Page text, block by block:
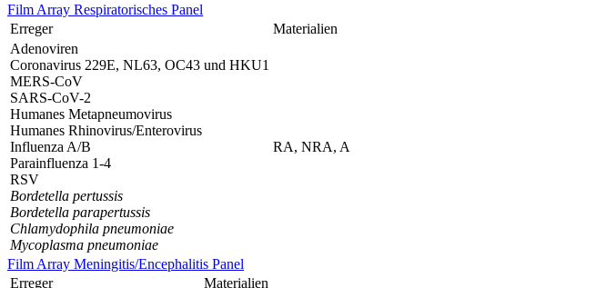
Film Array Respiratorisches Panel
Erreger
Materialien
Adenoviren
Coronavirus 229E, NL63, OC43 und HKU1
MERS-CoV
SARS-CoV-2
Humanes Metapneumovirus
Humanes Rhinovirus/Enterovirus
Influenza A/B
Parainfluenza 1-4
RSV
Bordetella pertussis
Bordetella parapertussis
Chlamydophila pneumoniae
Mycoplasma pneumoniae
RA, NRA, A
Film Array Meningitis/Encephalitis Panel
Erreger
Materialien